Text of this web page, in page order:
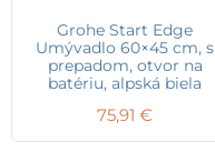
Grohe Start Edge
Umývadlo 60×45 cm, s
prepadom, otvor na
batériu, alpská biela
75,91 €